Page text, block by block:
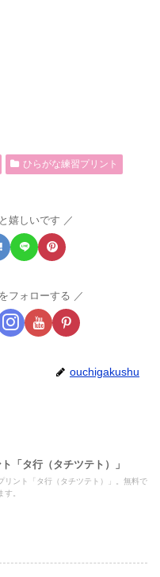
ひらがな練習プリント
嬉しいです
フォローする
ouchigakushu
「タ行（タチツテト）」
リント「タ行（タチツテト）」。無料で
。